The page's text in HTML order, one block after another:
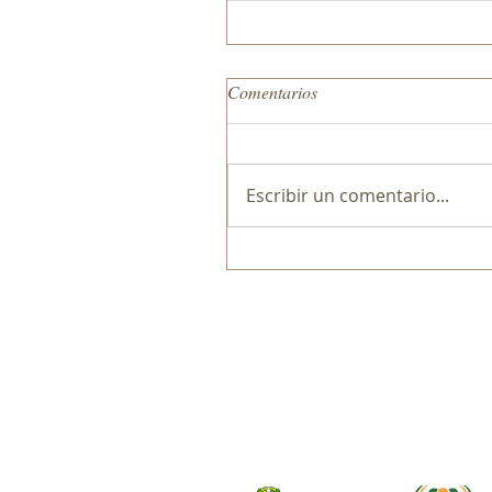
Comentarios
Escribir un comentario...